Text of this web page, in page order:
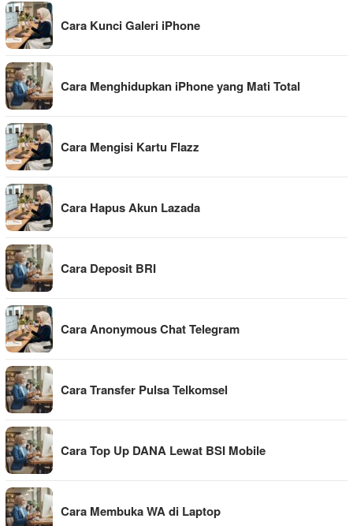
Cara Kunci Galeri iPhone
Cara Menghidupkan iPhone yang Mati Total
Cara Mengisi Kartu Flazz
Cara Hapus Akun Lazada
Cara Deposit BRI
Cara Anonymous Chat Telegram
Cara Transfer Pulsa Telkomsel
Cara Top Up DANA Lewat BSI Mobile
Cara Membuka WA di Laptop